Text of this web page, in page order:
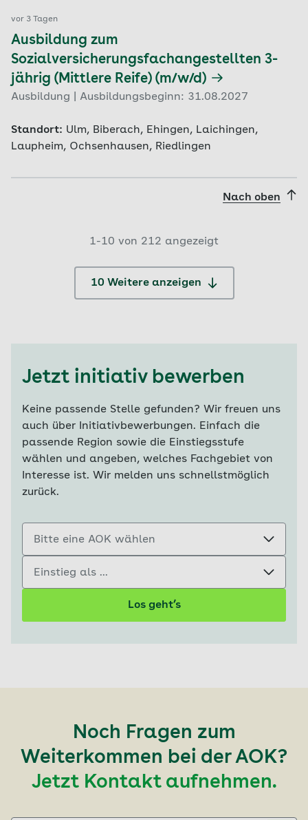
vor 3 Tagen
Ausbildung zum
Sozialversicherungsfachangestellten 3-
jährig (Mittlere Reife) (m/w/d)
Ausbildung | Ausbildungsbeginn: 31.08.2027
Standort: Ulm, Biberach, Ehingen, Laichingen,
Laupheim, Ochsenhausen, Riedlingen
Nach oben
1-10 von 212 angezeigt
10 Weitere anzeigen
Jetzt initiativ bewerben
Keine passende Stelle gefunden? Wir freuen uns
auch über Initiativbewerbungen. Einfach die
passende Region sowie die Einstiegsstufe
wählen und angeben, welches Fachgebiet von
Interesse ist. Wir melden uns schnellstmöglich
zurück.
Los geht’s
Noch Fragen zum
Weiterkommen bei der AOK?
Jetzt Kontakt aufnehmen.